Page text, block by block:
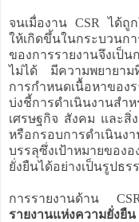
จนเมื่องาน CSR ได้ถู
ให้เกิดขึ้นในกระบวน
ของการรายงานจึงเป็
ไม่ได้ มีความพยายาม
การกำหนดเนื้อหาของ
บ่งชี้การดำเนินงานสำ
เศรษฐกิจ สังคม และสิ่
หรือกรอบการดำเนินง
บรรลุซึ่งเป้าหมายข
ยั่งยืนได้อย่างเป็นรูปธร
การรายงานด้าน
รายงานแห่งความยั่งยืน